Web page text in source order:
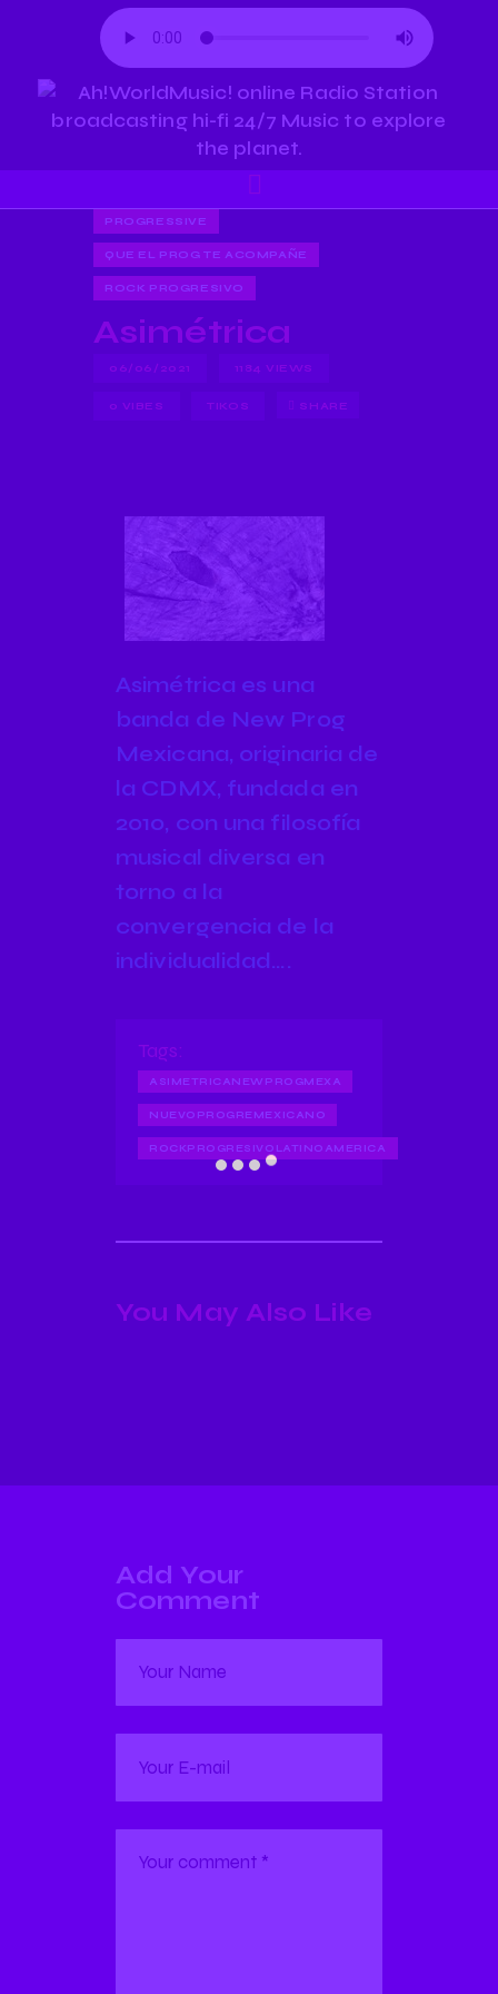
PROGRESSIVE
QUE EL PROG TE ACOMPAÑE
ROCK PROGRESIVO
Asimétrica
06/06/2021 1184 VIEWS
0 VIBES TIKOS SHARE
Asimétrica es una
banda de New Prog
Mexicana, originaria de
la CDMX, fundada en
2010, con una filosofía
musical diversa en
torno a la
convergencia de la
individualidad….
Tags:
ASIMETRICANEWPROGMEXA
NUEVOPROGREMEXICANO
ROCKPROGRESIVOLATINOAMERICA
You May Also Like
Add Your
Comment